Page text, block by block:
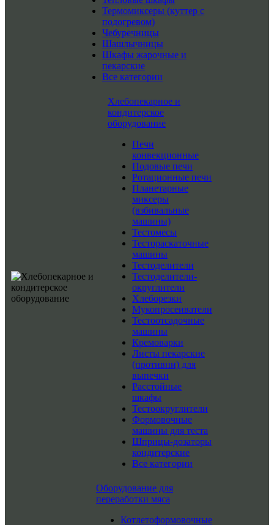
Термомиксеры (куттер с
подогревом)
Чебуречницы
Шашлычницы
Шкафы жарочные и
пекарские
Все категории
Хлебопекарное и
кондитерское
оборудование
Печи
конвекционные
Подовые печи
Ротационные печи
Планетарные
миксеры
(взбивальные
машины)
Тестомесы
Тестораскаточные
машины
Тестоделители
Тестоделители-
округлители
Хлеборезки
Мукопросеиватели
Тестоотсадочные
машины
Кремоварки
Листы пекарские
(противни) для
выпечки
Расстойные
шкафы
Тестоокруглители
Формовочные
машины для теста
Шприцы-дозаторы
кондитерские
Все категории
Оборудование для
переработки мяса
Котлетоформовочные